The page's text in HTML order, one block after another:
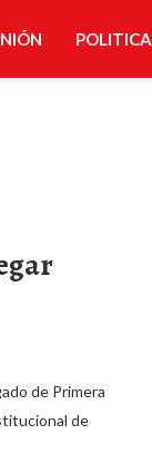
POLITICA
de Primera
de